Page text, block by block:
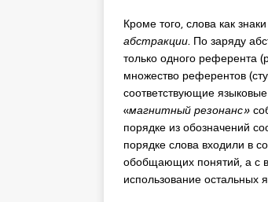
Кроме того, слова как
абстракции. По заряду
только одного референта
множество референтов
соответствующие
«магнитный резонанс»
порядке из обозначений
порядке слова входили в
обобщающих понятий, а с
использование остальных